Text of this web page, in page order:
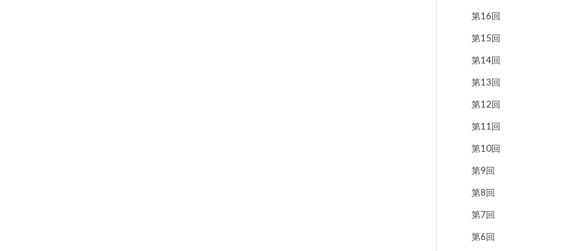
第16回
第15回
第14回
第13回
第12回
第11回
第10回
第9回
第8回
第7回
第6回